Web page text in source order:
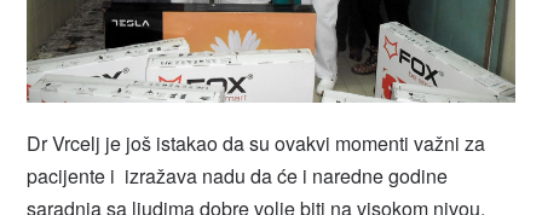
Dr Vrcelj je još istakao da su ovakvi momenti važni za
pacijente i izražava nadu da će i naredne godine
saradnja sa ljudima dobre volje biti na visokom nivou.